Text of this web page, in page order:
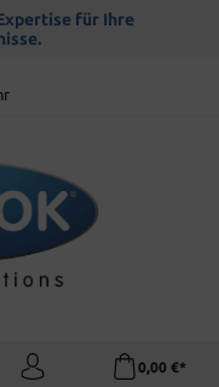
für Ihre
0,00 €*